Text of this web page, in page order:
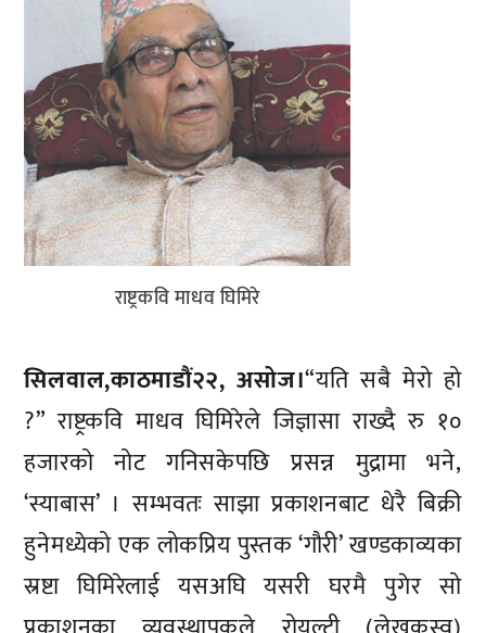
राष्ट्रकवि माधव घिमिरे
सिलवाल,काठमाडौं२२, असोज।“यति सबै मेरो हो
?” राष्ट्रकवि माधव घिमिरेले जिज्ञासा राख्दै रु १०
हजारको नोट गनिसकेपछि प्रसन्न मुद्रामा भने,
‘स्याबास’ । सम्भवतः साझा प्रकाशनबाट धेरै बिक्री
हुनेमध्येको एक लोकप्रिय पुस्तक ‘गौरी’ खण्डकाव्यका
स्रष्टा घिमिरेलाई यसअघि यसरी घरमै पुगेर सो